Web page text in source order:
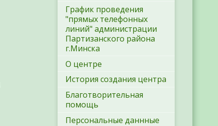
График проведения
"прямых телефонных
линий" администрации
Партизанского района
г.Минска
О центре
История создания центра
Благотворительная
помощь
Персональные даннные